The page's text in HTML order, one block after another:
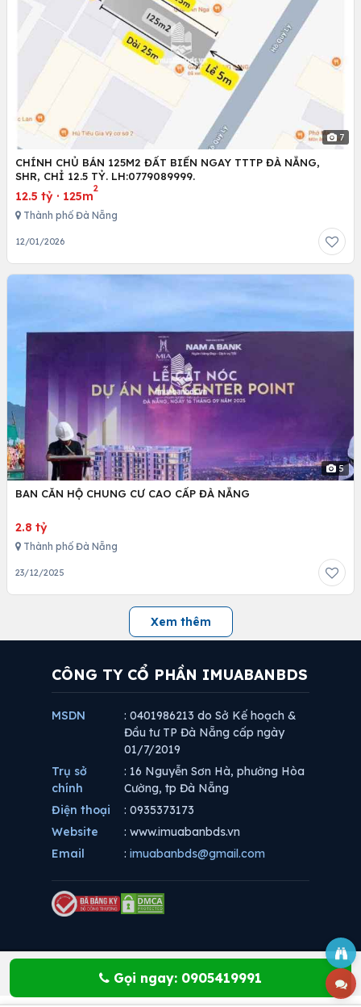
7
CHÍNH CHỦ BÁN 125M2 ĐẤT BIỂN NGAY TTTP ĐÀ NẴNG,
SHR, CHỈ 12.5 TỶ. LH:0779089999.
12.5 tỷ · 125m
2
Thành phố Đà Nẵng
12/01/2026
5
BAN CĂN HỘ CHUNG CƯ CAO CẤP ĐÀ NẴNG
2.8 tỷ
Thành phố Đà Nẵng
23/12/2025
Xem thêm
Gọi ngay: 0905419991
CÔNG TY CỔ PHẦN IMUABANBDS
MSDN
: 0401986213 do Sở Kế hoạch &
Đầu tư TP Đà Nẵng cấp ngày
01/7/2019
Trụ sở
chính
: 16 Nguyễn Sơn Hà, phường Hòa
Cường, tp Đà Nẵng
Điện thoại
: 0935373173
Website
: www.imuabanbds.vn
Email
: imuabanbds@gmail.com